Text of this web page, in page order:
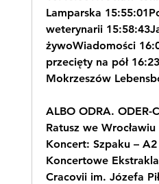
Lamparska
weterynarii
żywoWiadomości
przecięty na pół
Mokrzeszów
ALBO ODRA. ODER-
Ratusz we
Koncert: Szpaku –
Koncertowe
Cracovii im. Józefa